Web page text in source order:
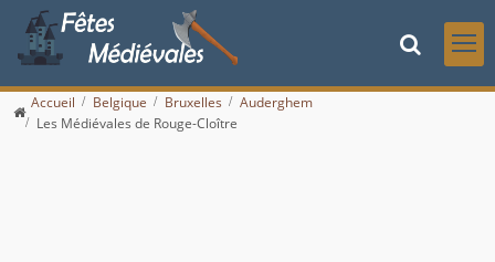
Accueil Belgique Bruxelles
Auderghem
Les Médiévales de Rouge-Cloître